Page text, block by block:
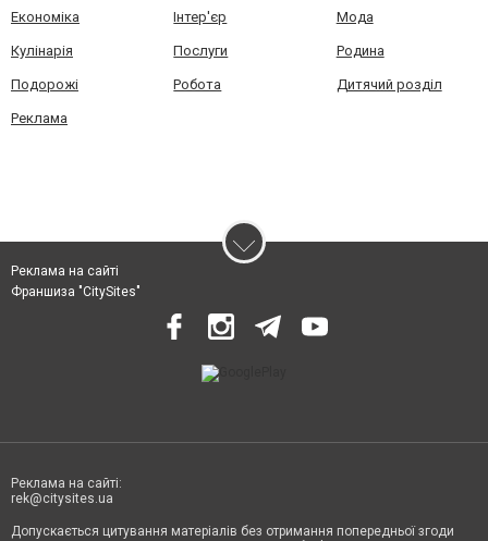
Економіка Інтер'єр Мода
Кулінарія Послуги Родина
Подорожі Робота Дитячий розділ
Реклама
Реклама на сайті
Франшиза "CitySites"
Реклама на сайті:
rek@citysites.ua
Допускається цитування матеріалів без отримання попередньої згоди